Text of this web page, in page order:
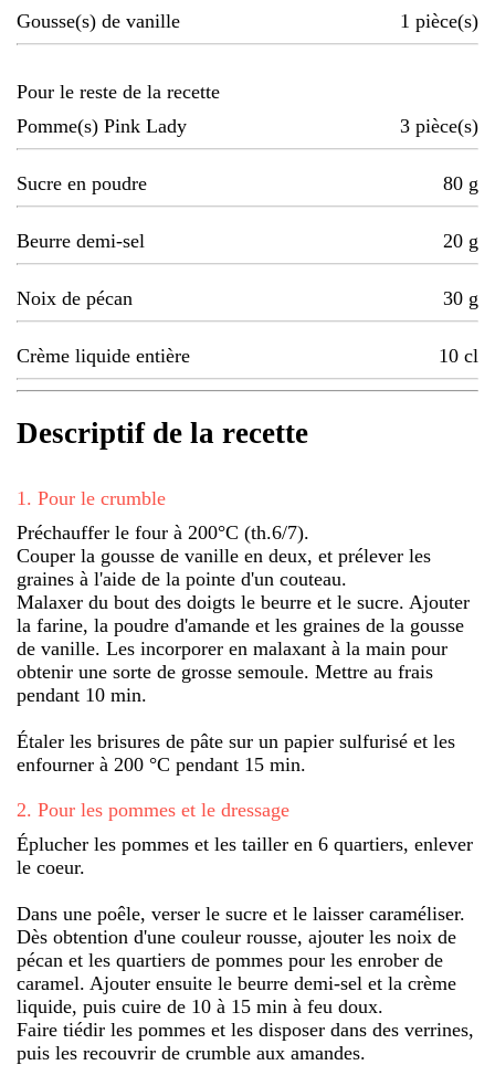
Gousse(s) de vanille 1 pièce(s)
Pour le reste de la recette
Pomme(s) Pink Lady
3 pièce(s)
Sucre en poudre 80 g
Beurre demi-sel 20 g
Noix de pécan 30 g
Crème liquide entière 10 cl
Descriptif de la recette
1 . Pour le crumble
Préchauffer le four à 200°C (th.6/7).
Couper la gousse de vanille en deux, et prélever les
graines à l'aide de la pointe d'un couteau.
Malaxer du bout des doigts le beurre et le sucre. Ajouter
la farine, la poudre d'amande et les graines de la gousse
de vanille. Les incorporer en malaxant à la main pour
obtenir une sorte de grosse semoule. Mettre au frais
pendant 10 min.
Étaler les brisures de pâte sur un papier sulfurisé et les
enfourner à 200 °C pendant 15 min.
2. Pour les pommes et le dressage
Éplucher les pommes et les tailler en 6 quartiers, enlever
le coeur.
Dans une poêle, verser le sucre et le laisser caraméliser.
Dès obtention d'une couleur rousse, ajouter les noix de
pécan et les quartiers de pommes pour les enrober de
caramel. Ajouter ensuite le beurre demi-sel et la crème
liquide, puis cuire de 10 à 15 min à feu doux.
Faire tiédir les pommes et les disposer dans des verrines,
puis les recouvrir de crumble aux amandes.